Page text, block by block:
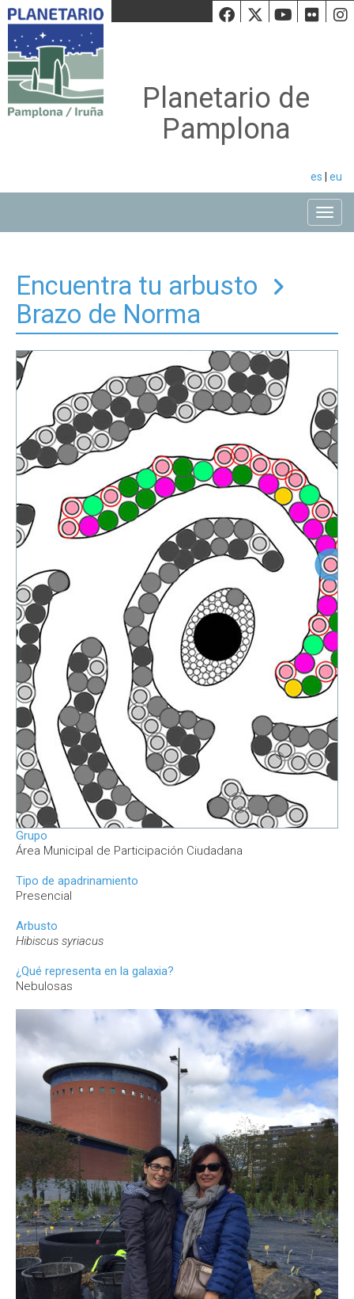
Facebook
Twiiter
Planetario de
Pamplona
es eu
Encuentra tu arbusto
Brazo de Norma
Grupo
Área Municipal de Participación Ciudadana
Tipo de apadrinamiento
Presencial
Arbusto
Hibiscus syriacus
¿Qué representa en la galaxia?
Nebulosas